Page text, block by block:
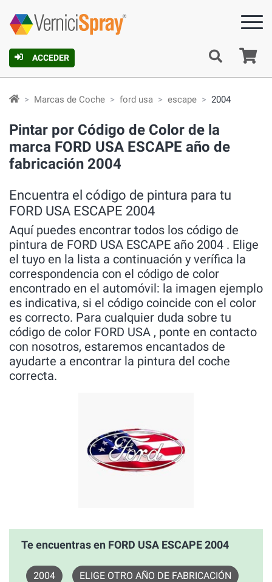
ACCEDER
Marcas de Coche ford usa escape 2004
Pintar por Código de Color de la
marca FORD USA ESCAPE año de
fabricación 2004
Encuentra el código de pintura para tu
FORD USA ESCAPE 2004
Aquí puedes encontrar todos los código de
pintura de FORD USA ESCAPE año 2004 . Elige
el tuyo en la lista a continuación y verífica la
correspondencia con el código de color
encontrado en el automóvil: la imagen ejemplo
es indicativa, si el código coincide con el color
es correcto. Para cualquier duda sobre tu
código de color FORD USA , ponte en contacto
con nosotros, estaremos encantados de
ayudarte a encontrar la pintura del coche
correcta.
Te encuentras en FORD USA ESCAPE 2004
2004 ELIGE OTRO AÑO DE FABRICACIÓN